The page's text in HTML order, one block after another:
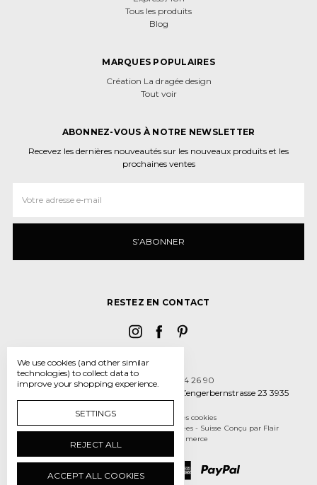
Tous les produits
Blog
MARQUES POPULAIRES
Création La dragée design
Tout voir
ABONNEZ-VOUS À NOTRE NEWSLETTER
Recevez les dernières nouveautés sur les nouveaux produits et les
prochaines ventes
e‑mail
RESTEZ EN CONTACT
Appelez-nous 027 934 26 90
La dragée design, Papierform GmbH Zengerbernstrasse 23 3935
Gérer les paramètres des cookies
© 2026 La dragee design - boîtes et dragées - Suisse Conçu par Flair
BigCommerce
We use cookies (and other similar
technologies) to collect data to
improve your shopping experience.
SETTINGS
REJECT ALL
ACCEPT ALL COOKIES